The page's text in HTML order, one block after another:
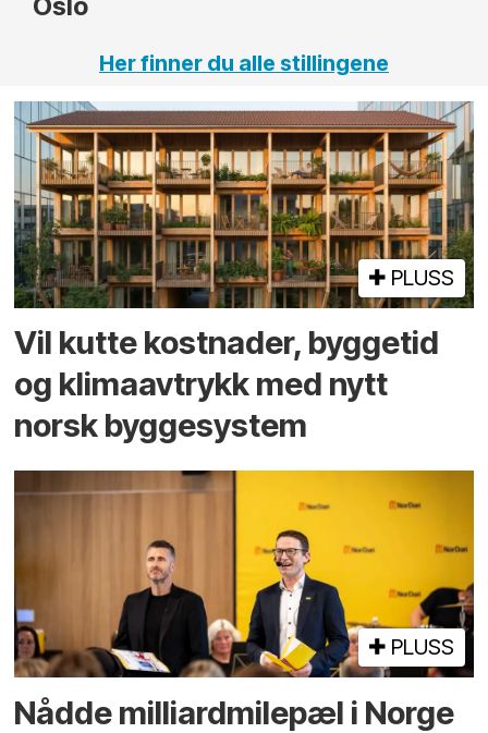
Her finner du alle stillingene
PLUSS
Vil kutte kostnader, byggetid
og klima­avtrykk med nytt
norsk bygge­system
PLUSS
Nådde milliard­­milepæl i Norge